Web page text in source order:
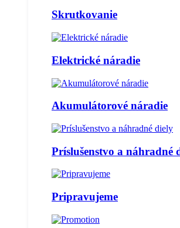
Skrutkovanie
Elektrické náradie
Akumulátorové náradie
Príslušenstvo a náhradné
Pripravujeme